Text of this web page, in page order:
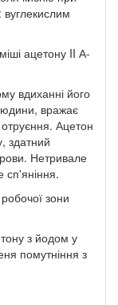
вуглекислим
ацетону II А-
вдиханні його
вражає
отруєння. Ацетон
здатний
Нетривале
сп'яніння.
зони
з йодом у
помутніння з